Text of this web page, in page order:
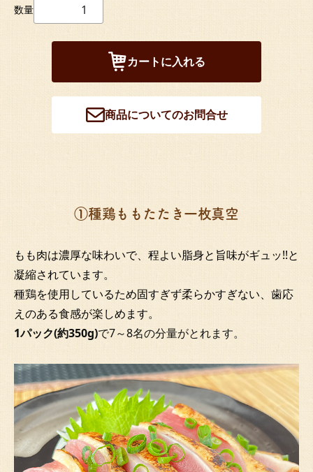
数量
カートに入れる
商品についてのお問合せ
①種鶏ももたたき一枚真空
もも肉は濃厚な味わいで、程よい脂身と旨味がギュッ!!と
凝縮されています。
種鶏を使用しているため固すぎず柔らかすぎない、歯応
えのある食感が楽しめます。
1パック(約350g)で7～8名の分量がとれます。